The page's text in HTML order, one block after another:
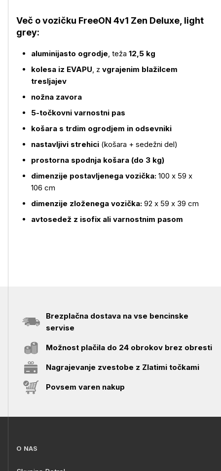
Več o vozičku FreeON 4v1 Zen Deluxe, light
grey:
aluminijasto ogrodje, teža 12,5 kg
kolesa iz EVAPU, z vgrajenim blažilcem
tresljajev
nožna zavora
5-točkovni varnostni pas
košara s trdim ogrodjem in odsevniki
nastavljivi strehici (košara + sedežni del)
prostorna spodnja košara (do 3 kg)
dimenzije postavljenega vozička: 100 x 59 x
106 cm
dimenzije zloženega vozička: 92 x 59 x 39 cm
avtosedež z isofix ali varnostnim pasom
Brezplačna dostava na vse bencinske
servise
Možnost plačila do 24 obrokov brez obresti
Nagrajevanje zvestobe z Zlatimi točkami
Povsem varen nakup
O NAS